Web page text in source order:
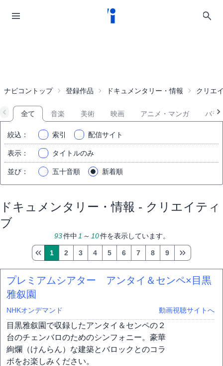
ナビコントップ 登録作品 ドキュメンタリー・情報 クリエ
全て 音楽 美術 映画 アニメ・マンガ バラ
絞込 ： 索引 配信サイト
表示 ： タイトルのみ
並び ： 五十音順 新着順
ドキュメンタリー・情報 - クリエイティ
ブ
93件中 1 ～ 10件を表示しています。
1 2 3 4 5 6 7 8 9
プレミアムシアター アンタイ＆センペ×目黒
雅叙園
NHKオンデマンド 動画視聴サイトへ
目黒雅叙園で収録したアンタイ＆センペの２
台のチェンバロのためのシンフォニー。豪華
絢爛（けんらん）な建築とバロックとのコラ
ボをお楽しみください。